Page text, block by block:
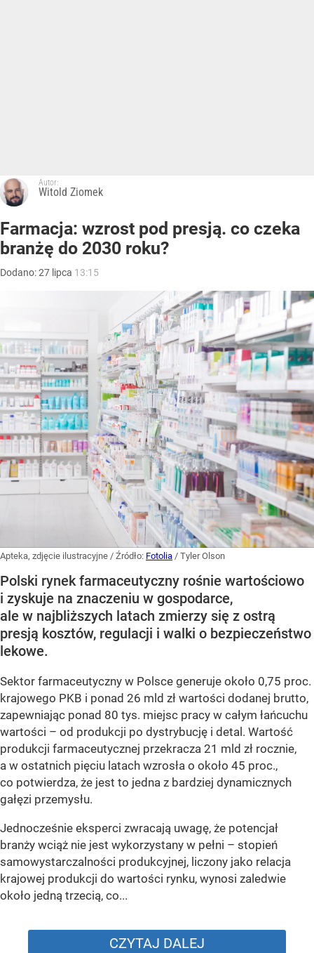
Autor:
Witold Ziomek
Farmacja: wzrost pod presją. co czeka
branżę do 2030 roku?
Dodano:27 lipca 13:15
Apteka, zdjęcie ilustracyjne / Źródło: Fotolia / Tyler Olson
Polski rynek farmaceutyczny rośnie wartościowo
i zyskuje na znaczeniu w gospodarce,
ale w najbliższych latach zmierzy się z ostrą
presją kosztów, regulacji i walki o bezpieczeństwo
lekowe.
Sektor farmaceutyczny w Polsce generuje około 0,75 proc.
krajowego PKB i ponad 26 mld zł wartości dodanej brutto,
zapewniając ponad 80 tys. miejsc pracy w całym łańcuchu
wartości – od produkcji po dystrybucję i detal. Wartość
produkcji farmaceutycznej przekracza 21 mld zł rocznie,
a w ostatnich pięciu latach wzrosła o około 45 proc.,
co potwierdza, że jest to jedna z bardziej dynamicznych
gałęzi przemysłu.
Jednocześnie eksperci zwracają uwagę, że potencjał
branży wciąż nie jest wykorzystany w pełni – stopień
samowystarczalności produkcyjnej, liczony jako relacja
krajowej produkcji do wartości rynku, wynosi zaledwie
około jedną trzecią, co...
CZYTAJ DALEJ